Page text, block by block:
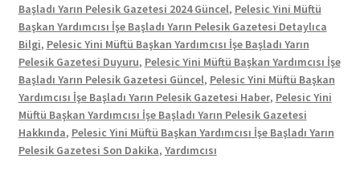
Başladı Yarın Pelesik Gazetesi 2024 Güncel, Pelesic Yini Müftü
Başkan Yardımcısı İşe Başladı Yarın Pelesik Gazetesi Detaylıca
Bilgi, Pelesic Yini Müftü Başkan Yardımcısı İşe Başladı Yarın
Pelesik Gazetesi Duyuru, Pelesic Yini Müftü Başkan Yardımcısı İşe
Başladı Yarın Pelesik Gazetesi Güncel, Pelesic Yini Müftü Başkan
Yardımcısı İşe Başladı Yarın Pelesik Gazetesi Haber, Pelesic Yini
Müftü Başkan Yardımcısı İşe Başladı Yarın Pelesik Gazetesi
Hakkında, Pelesic Yini Müftü Başkan Yardımcısı İşe Başladı Yarın
Pelesik Gazetesi Son Dakika, Yardımcısı